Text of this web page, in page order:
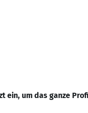
ein, um das ganze